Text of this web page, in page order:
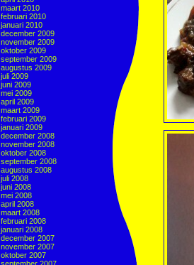
maart 2010
februari 2010
januari 2010
december 2009
november 2009
oktober 2009
september 2009
augustus 2009
juli 2009
juni 2009
mei 2009
april 2009
maart 2009
februari 2009
januari 2009
december 2008
november 2008
oktober 2008
september 2008
augustus 2008
juli 2008
juni 2008
mei 2008
april 2008
maart 2008
februari 2008
januari 2008
december 2007
november 2007
oktober 2007